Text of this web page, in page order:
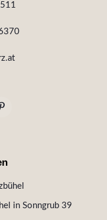
in Sonngrub 39